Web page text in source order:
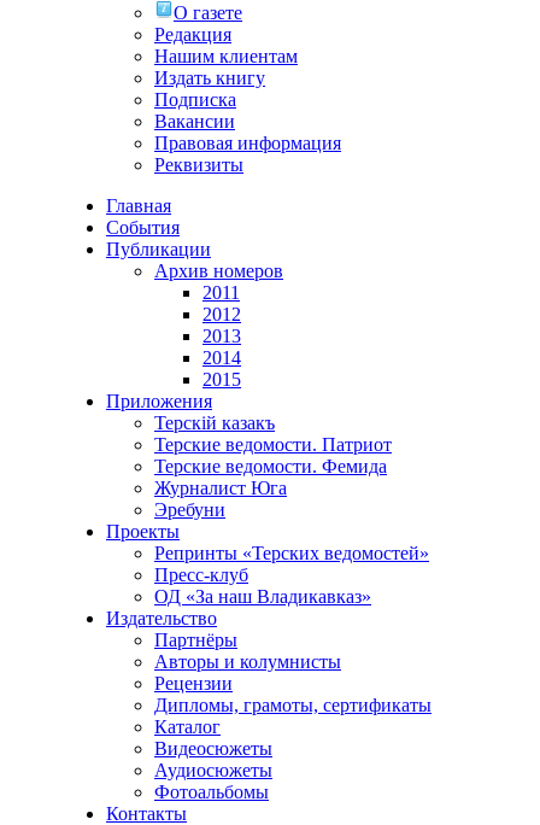
О газете
Редакция
Нашим клиентам
Издать книгу
Подписка
Вакансии
Правовая информация
Реквизиты
Главная
События
Публикации
Архив номеров
2011
2012
2013
2014
2015
Приложения
Терскiй казакъ
Терские ведомости. Патриот
Терские ведомости. Фемида
Журналист Юга
Эребуни
Проекты
Репринты «Терских ведомостей»
Пресс-клуб
ОД «За наш Владикавказ»
Издательство
Партнёры
Авторы и колумнисты
Рецензии
Дипломы, грамоты, сертификаты
Каталог
Видеосюжеты
Аудиосюжеты
Фотоальбомы
Контакты